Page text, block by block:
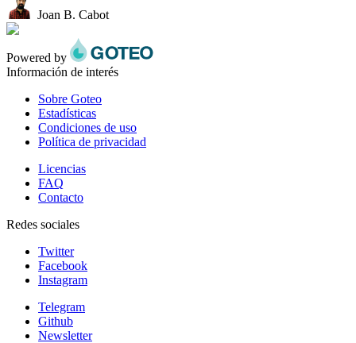
Joan B. Cabot
Powered by
Información de interés
Sobre Goteo
Estadísticas
Condiciones de uso
Política de privacidad
Licencias
FAQ
Contacto
Redes sociales
Twitter
Facebook
Instagram
Telegram
Github
Newsletter